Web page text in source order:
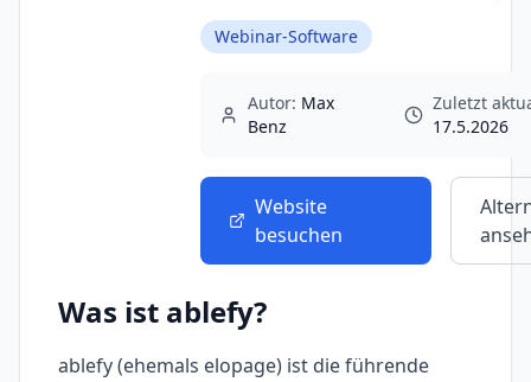
Webinar-Software
Autor: Max
Benz
Zuletzt
17.5.2026
Website
besuchen
Was ist ablefy?
ablefy (ehemals elopage) ist die führende